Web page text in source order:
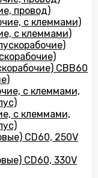
провод)
с клеммами)
CBB60
с клеммами,
CD60, 250V
CD60, 330V